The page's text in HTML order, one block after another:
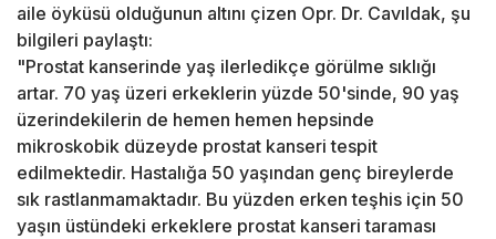
aile öyküsü olduğunun altını çizen Opr. Dr. Cavıldak, şu
bilgileri paylaştı:
"Prostat kanserinde yaş ilerledikçe görülme sıklığı
artar. 70 yaş üzeri erkeklerin yüzde 50'sinde, 90 yaş
üzerindekilerin de hemen hemen hepsinde
mikroskobik düzeyde prostat kanseri tespit
edilmektedir. Hastalığa 50 yaşından genç bireylerde
sık rastlanmamaktadır. Bu yüzden erken teşhis için 50
yaşın üstündeki erkeklere prostat kanseri taraması